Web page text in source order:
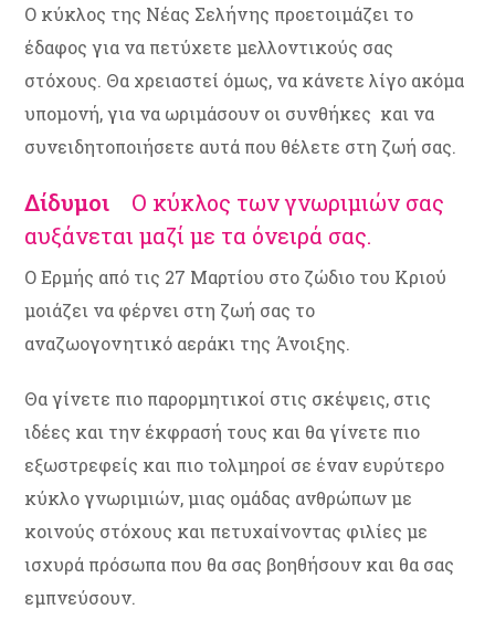
Ο κύκλος της Νέας Σελήνης προετοιμάζει το
έδαφος για να πετύχετε μελλοντικούς σας
στόχους. Θα χρειαστεί όμως, να κάνετε λίγο ακόμα
υπομονή, για να ωριμάσουν οι συνθήκες και να
συνειδητοποιήσετε αυτά που θέλετε στη ζωή σας.
Δίδυμοι
Ο κύκλος των γνωριμιών σας
αυξάνεται μαζί με τα όνειρά σας.
Ο Ερμής από τις 27 Μαρτίου στο ζώδιο του Κριού
μοιάζει να φέρνει στη ζωή σας το
αναζωογονητικό αεράκι της Άνοιξης.
Θα γίνετε πιο παρορμητικοί στις σκέψεις, στις
ιδέες και την έκφρασή τους και θα γίνετε πιο
εξωστρεφείς και πιο τολμηροί σε έναν ευρύτερο
κύκλο γνωριμιών, μιας ομάδας ανθρώπων με
κοινούς στόχους και πετυχαίνοντας φιλίες με
ισχυρά πρόσωπα που θα σας βοηθήσουν και θα σας
εμπνεύσουν.